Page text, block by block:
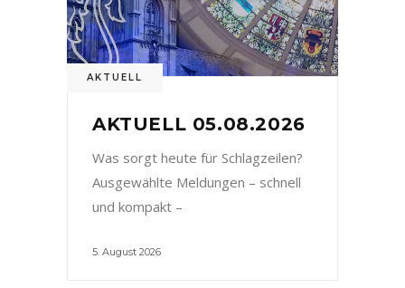
AKTUELL
AKTUELL 05.08.2026
Was sorgt heute für Schlagzeilen?
Ausgewählte Meldungen – schnell
und kompakt –
5. August 2026